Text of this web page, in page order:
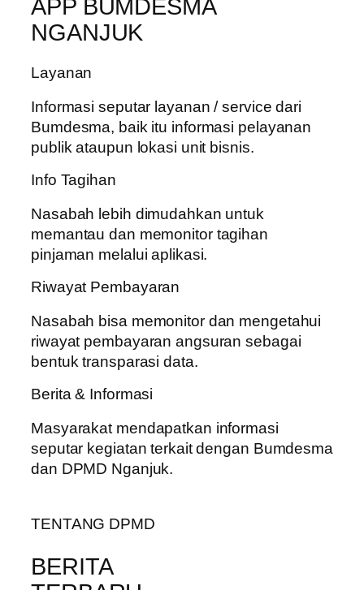
APP BUMDESMA
NGANJUK
Layanan
Informasi seputar layanan / service dari
Bumdesma, baik itu informasi pelayanan
publik ataupun lokasi unit bisnis.
Info Tagihan
Nasabah lebih dimudahkan untuk
memantau dan memonitor tagihan
pinjaman melalui aplikasi.
Riwayat Pembayaran
Nasabah bisa memonitor dan mengetahui
riwayat pembayaran angsuran sebagai
bentuk transparasi data.
Berita & Informasi
Masyarakat mendapatkan informasi
seputar kegiatan terkait dengan Bumdesma
dan DPMD Nganjuk.
TENTANG DPMD
BERITA